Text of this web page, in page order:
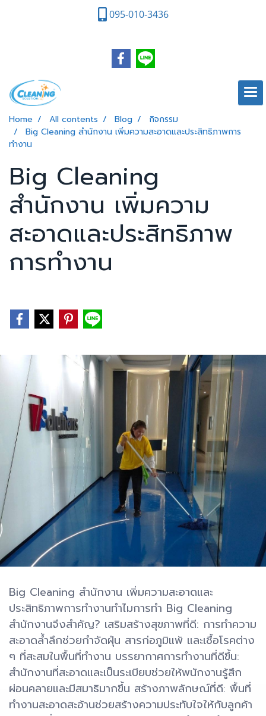
095-010-3436
Home All contents Blog
กิจกรรม
Big Cleaning สำนักงาน เพิ่มความสะอาดและประสิทธิภาพการ
ทำงาน
Big Cleaning
สำนักงาน เพิ่มความ
สะอาดและประสิทธิภาพ
การทำงาน
Big Cleaning สำนักงาน เพิ่มความสะอาดและ
ประสิทธิภาพการทำงานทำไมการทำ Big Cleaning
สำนักงานจึงสำคัญ?️ เสริมสร้างสุขภาพที่ดี: การทำความ
สะอาดล้ำลึกช่วยกำจัดฝุ่น สารก่อภูมิแพ้ และเชื้อโรคต่าง
ๆ ที่สะสมในพื้นที่ทำงาน️ บรรยากาศการทำงานที่ดีขึ้น:
สำนักงานที่สะอาดและเป็นระเบียบช่วยให้พนักงานรู้สึก
ผ่อนคลายและมีสมาธิมากขึ้น️ สร้างภาพลักษณ์ที่ดี: พื้นที่
ทำงานสะอาดสะอ้านช่วยสร้างความประทับใจให้กับลูกค้า